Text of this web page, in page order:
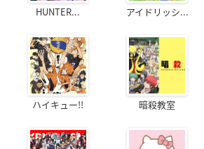
HUNTER... アイドリッシ...
ハイキュー!! 暗殺教室